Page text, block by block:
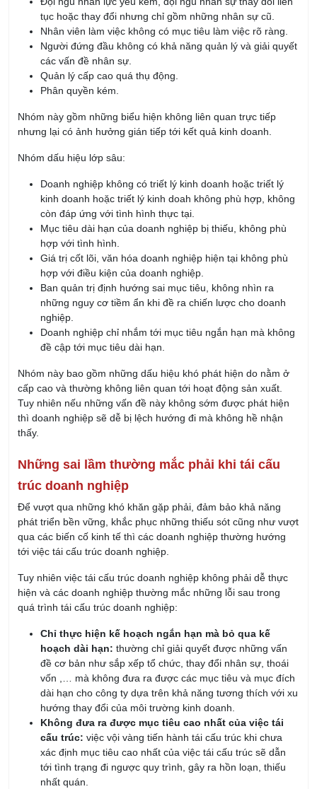
tục hoặc thay đổi nhưng chỉ gồm những nhân sự cũ.
Nhân viên làm việc không có mục tiêu làm việc rõ ràng.
Người đứng đầu không có khả năng quản lý và giải quyết
các vấn đề nhân sự.
Quản lý cấp cao quá thụ động.
Phân quyền kém.
Nhóm này gồm những biểu hiện không liên quan trực tiếp
nhưng lại có ảnh hưởng gián tiếp tới kết quả kinh doanh.
Nhóm dấu hiệu lớp sâu:
Doanh nghiệp không có triết lý kinh doanh hoặc triết lý
kinh doanh hoặc triết lý kinh doah không phù hợp, không
còn đáp ứng với tình hình thực tại.
Mục tiêu dài hạn của doanh nghiệp bị thiếu, không phù
hợp với tình hình.
Giá trị cốt lõi, văn hóa doanh nghiệp hiện tại không phù
hợp với điều kiện của doanh nghiệp.
Ban quản trị định hướng sai mục tiêu, không nhìn ra
những nguy cơ tiềm ẩn khi đề ra chiến lược cho doanh
nghiệp.
Doanh nghiệp chỉ nhắm tới mục tiêu ngắn hạn mà không
đề cập tới mục tiêu dài hạn.
Nhóm này bao gồm những dấu hiệu khó phát hiện do nằm ở
cấp cao và thường không liên quan tới hoạt động sản xuất.
Tuy nhiên nếu những vấn đề này không sớm được phát hiện
thì doanh nghiệp sẽ dễ bị lệch hướng đi mà không hề nhận
thấy.
Những sai lầm thường mắc phải khi tái cấu
trúc doanh nghiệp
Để vượt qua những khó khăn gặp phải, đảm bảo khả năng
phát triển bền vững, khắc phục những thiếu sót cũng như vượt
qua các biến cố kinh tế thì các doanh nghiệp thường hướng
tới việc tái cấu trúc doanh nghiệp.
Tuy nhiên việc tái cấu trúc doanh nghiệp không phải dễ thực
hiện và các doanh nghiệp thường mắc những lỗi sau trong
quá trình tái cấu trúc doanh nghiệp:
Chỉ thực hiện kế hoạch ngắn hạn mà bỏ qua kế
hoạch dài hạn: thường chỉ giải quyết được những vấn
đề cơ bản như sắp xếp tổ chức, thay đổi nhân sự, thoái
vốn ,… mà không đưa ra được các mục tiêu và mục đích
dài hạn cho công ty dựa trên khả năng tương thích với xu
hướng thay đổi của môi trường kinh doanh.
Không đưa ra được mục tiêu cao nhất của việc tái
cấu trúc: việc vội vàng tiến hành tái cấu trúc khi chưa
xác định mục tiêu cao nhất của việc tái cấu trúc sẽ dẫn
tới tình trạng đi ngược quy trình, gây ra hồn loạn, thiếu
nhất quán.